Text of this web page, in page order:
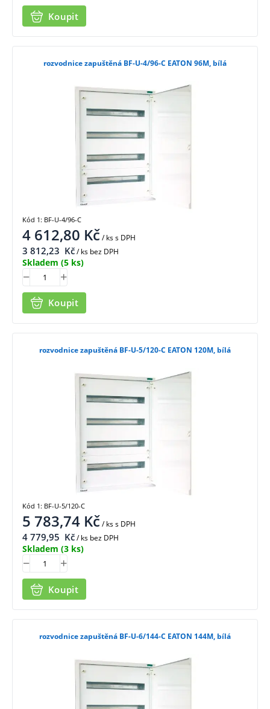
Koupit
rozvodnice zapuštěná BF-U-4/96-C EATON 96M, bílá
4 612,80 Kč/ kss DPH
3 812,23 Kč/ ks bez DPH
Skladem (5 ks)
Koupit
Kód 1: BF-U-4/96-C
rozvodnice zapuštěná BF-U-5/120-C EATON 120M, bílá
5 783,74 Kč/ kss DPH
4 779,95 Kč/ ks bez DPH
Skladem (3 ks)
Koupit
Kód 1: BF-U-5/120-C
rozvodnice zapuštěná BF-U-6/144-C EATON 144M, bílá